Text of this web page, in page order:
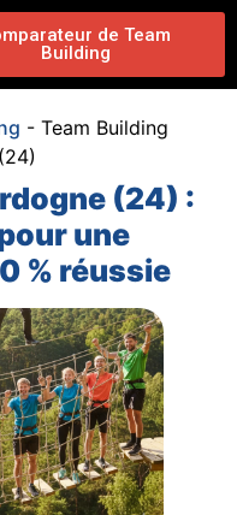
de Team
Building
- Team Building
(24) :
une
% réussie